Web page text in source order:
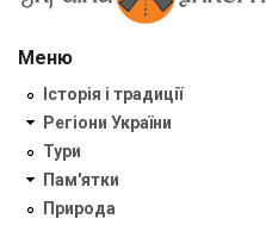
Меню
Історія і традиції
Регіони України
Тури
Пам'ятки
Природа